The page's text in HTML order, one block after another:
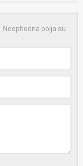
Neophodna polja su